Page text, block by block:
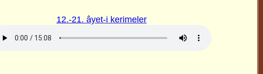
12.-21. âyet-i kerimeler